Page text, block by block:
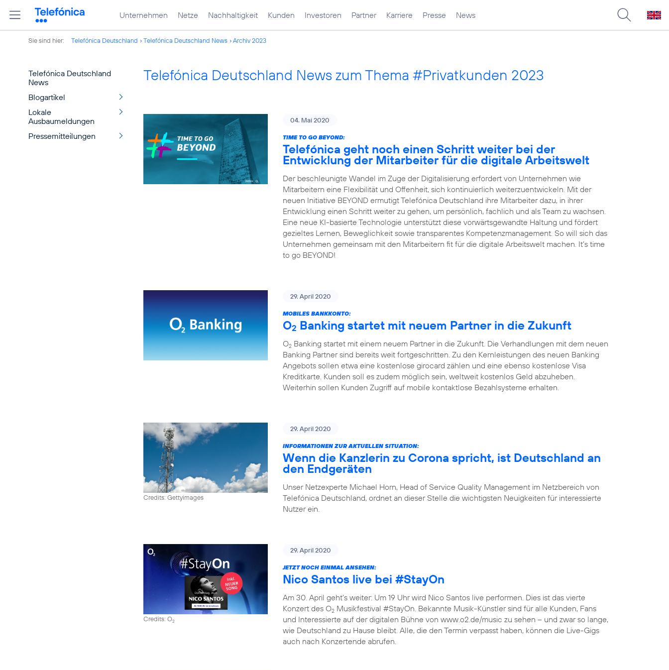
Unternehmen Netze Nachhaltigkeit Kunden Investoren Partner Karriere Presse News
Sie sind hier: Telefónica Deutschland Telefónica Deutschland News Archiv 2023
Telefónica Deutschland
News
Blogartikel
Lokale
Ausbaumeldungen
Pressemitteilungen
Telefónica Deutschland News zum Thema #Privatkunden 2023
04. Mai 2020
TIME TO GO BEYOND:
Telefónica geht noch einen Schritt weiter bei der
Entwicklung der Mitarbeiter für die digitale Arbeitswelt
Der beschleunigte Wandel im Zuge der Digitalisierung erfordert von Unternehmen wie
Mitarbeitern eine Flexibilität und Offenheit, sich kontinuierlich weiterzuentwickeln. Mit der
neuen Initiative BEYOND ermutigt Telefónica Deutschland ihre Mitarbeiter dazu, in ihrer
Entwicklung einen Schritt weiter zu gehen, um persönlich, fachlich und als Team zu wachsen.
Eine neue KI-basierte Technologie unterstützt diese vorwärtsgewandte Haltung und fördert
gezieltes Lernen, Beweglichkeit sowie transparentes Kompetenzmanagement. So will sich das
Unternehmen gemeinsam mit den Mitarbeitern fit für die digitale Arbeitswelt machen. It’s time
to go BEYOND!
29. April 2020
MOBILES BANKKONTO:
O2 Banking startet mit neuem Partner in die Zukunft
O2 Banking startet mit einem neuem Partner in die Zukunft. Die Verhandlungen mit dem neuen
Banking Partner sind bereits weit fortgeschritten. Zu den Kernleistungen des neuen Banking
Angebots sollen etwa eine kostenlose girocard zählen und eine ebenso kostenlose Visa
Kreditkarte. Kunden soll es zudem möglich sein, weltweit kostenlos Geld abzuheben.
Weiterhin sollen Kunden Zugriff auf mobile kontaktlose Bezahlsysteme erhalten.
Credits: Gettyimages
29. April 2020
INFORMATIONEN ZUR AKTUELLEN SITUATION:
Wenn die Kanzlerin zu Corona spricht, ist Deutschland an
den Endgeräten
Unser Netzexperte Michael Horn, Head of Service Quality Management im Netzbereich von
Telefónica Deutschland, ordnet an dieser Stelle die wichtigsten Neuigkeiten für interessierte
Nutzer ein.
Credits: O2
29. April 2020
JETZT NOCH EINMAL ANSEHEN:
Nico Santos live bei #StayOn
Am 30. April geht’s weiter: Um 19 Uhr wird Nico Santos live performen. Dies ist das vierte
Konzert des O2 Musikfestival #StayOn. Bekannte Musik-Künstler sind für alle Kunden, Fans
und Interessierte auf der digitalen Bühne von www.o2.de/music zu sehen – und zwar so lange,
wie Deutschland zu Hause bleibt. Alle, die den Termin verpasst haben, können die Live-Gigs
auch nach Konzertende abrufen.